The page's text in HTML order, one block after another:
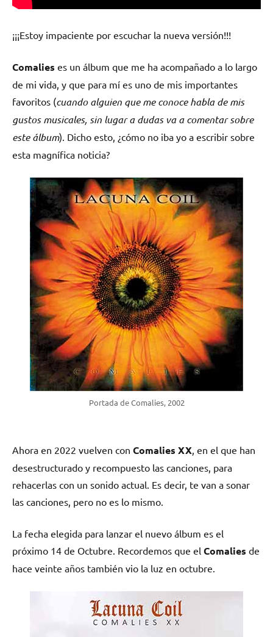
¡¡¡Estoy impaciente por escuchar la nueva versión!!!
Comalies es un álbum que me ha acompañado a lo largo
de mi vida, y que para mí es uno de mis importantes
favoritos (cuando alguien que me conoce habla de mis
gustos musicales, sin lugar a dudas va a comentar sobre
este álbum). Dicho esto, ¿cómo no iba yo a escribir sobre
esta magnífica noticia?
Portada de Comalies, 2002
Ahora en 2022 vuelven con Comalies XX , en el que han
desestructurado y recompuesto las canciones, para
rehacerlas con un sonido actual. Es decir, te van a sonar
las canciones, pero no es lo mismo.
La fecha elegida para lanzar el nuevo álbum es el
próximo 14 de Octubre. Recordemos que el Comalies de
hace veinte años también vio la luz en octubre.